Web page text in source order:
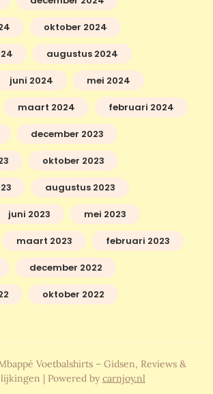
oktober 2024
augustus 2024
juni 2024 mei 2024
maart 2024 februari 2024
december 2023
oktober 2023
augustus 2023
juni 2023 mei 2023
maart 2023 februari 2023
december 2022
oktober 2022
Voetbalshirts – Gidsen, Reviews &
| Powered by carnjoy.nl